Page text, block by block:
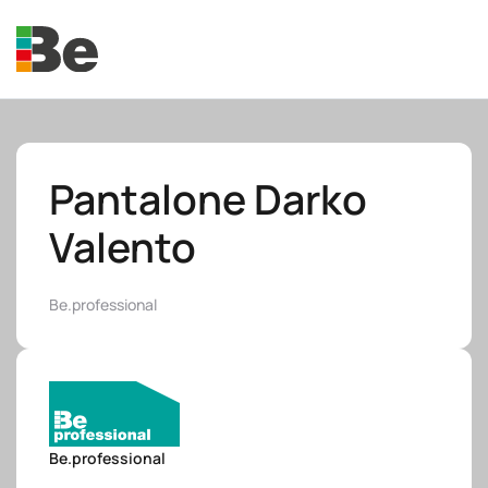
Skip to main content
Pantalone Darko
Valento
Be.professional
Be.professional